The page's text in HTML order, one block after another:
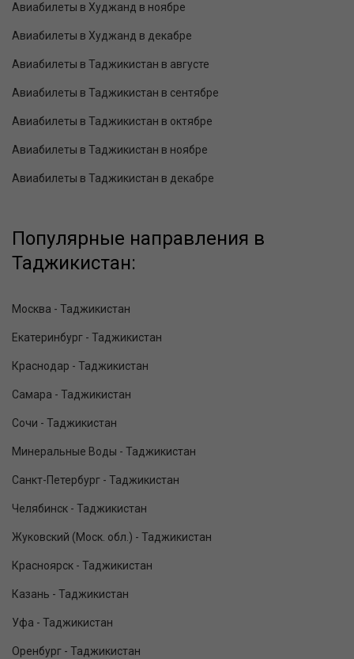
Авиабилеты в Худжанд в ноябре
Авиабилеты в Худжанд в декабре
Авиабилеты в Таджикистан в августе
Авиабилеты в Таджикистан в сентябре
Авиабилеты в Таджикистан в октябре
Авиабилеты в Таджикистан в ноябре
Авиабилеты в Таджикистан в декабре
Популярные направления в
Таджикистан:
Москва - Таджикистан
Екатеринбург - Таджикистан
Краснодар - Таджикистан
Самара - Таджикистан
Сочи - Таджикистан
Минеральные Воды - Таджикистан
Санкт-Петербург - Таджикистан
Челябинск - Таджикистан
Жуковский (Моск. обл.) - Таджикистан
Красноярск - Таджикистан
Казань - Таджикистан
Уфа - Таджикистан
Оренбург - Таджикистан